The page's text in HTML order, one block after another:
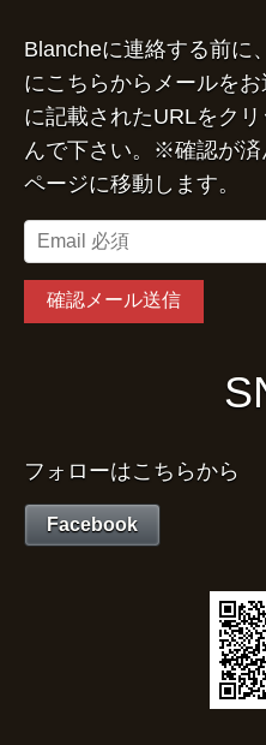
Blancheに連絡する前に
にこちらからメールを
に記載されたURLをク
んで下さい。※確認が
ページに移動します。
フォローはこちらから
Facebook